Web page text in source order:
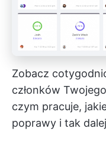
Zobacz
członków
czym pracuje,
poprawy i tak